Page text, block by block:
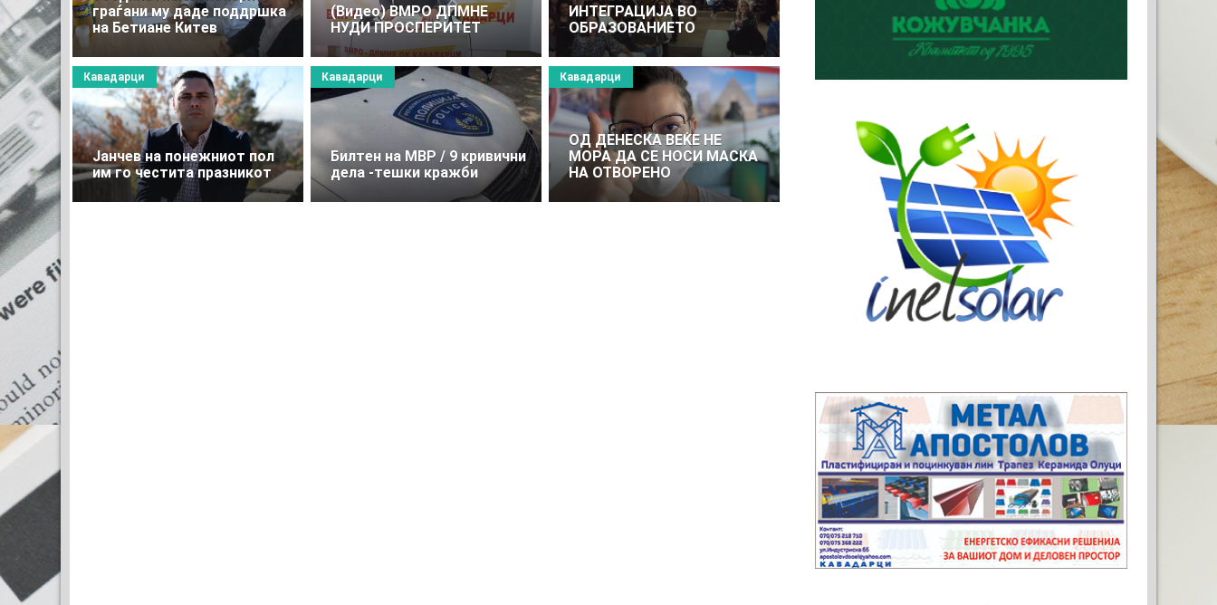
граѓани му даде поддршка
на Бетиане Китев
(Видео) ВМРО ДПМНЕ
НУДИ ПРОСПЕРИТЕТ
ИНТЕГРАЦИЈА ВО
ОБРАЗОВАНИЕТО
Јанчев на понежниот пол
им го честита празникот
Кавадарци
Билтен на МВР / 9 кривични
дела -тешки кражби
Кавадарци
ОД ДЕНЕСКА ВЕЌЕ НЕ
МОРА ДА СЕ НОСИ МАСКА
НА ОТВОРЕНО
Кавадарци